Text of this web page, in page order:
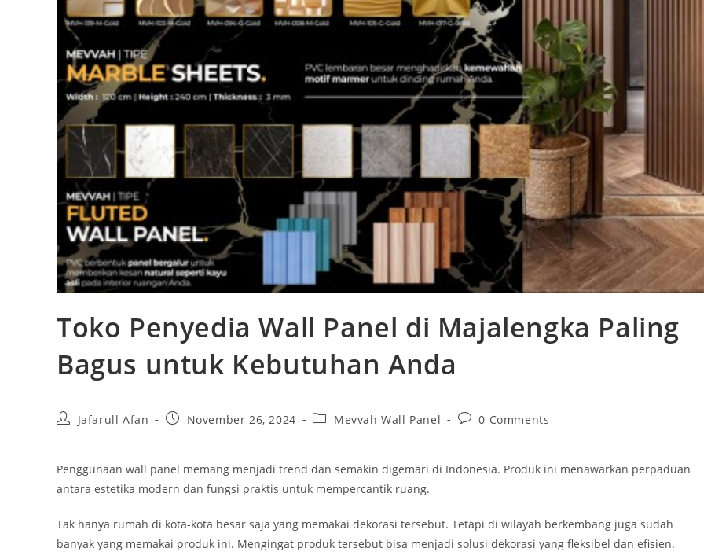
Toko Penyedia Wall Panel di Majalengka Paling
Bagus untuk Kebutuhan Anda
PostJafarull Afan
PostNovember 26, 2024
PostMevvah Wall Panel
Post0 Comments
Penggunaan wall panel memang menjadi trend dan semakin digemari di Indonesia. Produk ini menawarkan perpaduan
antara estetika modern dan fungsi praktis untuk mempercantik ruang.
Tak hanya rumah di kota-kota besar saja yang memakai dekorasi tersebut. Tetapi di wilayah berkembang juga sudah
banyak yang memakai produk ini. Mengingat produk tersebut bisa menjadi solusi dekorasi yang fleksibel dan efisien.